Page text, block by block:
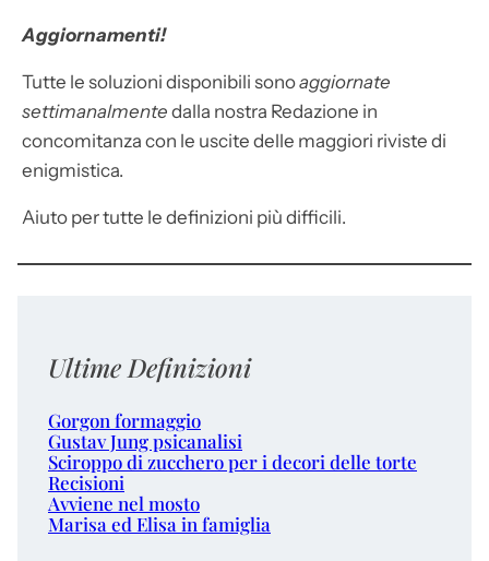
Aggiornamenti!
Tutte le soluzioni disponibili sonoaggiornate
settimanalmente dalla nostra Redazione in
concomitanza con le uscite delle maggiori riviste di
enigmistica.
Aiuto per tutte le definizioni più difficili.
Ultime Definizioni
Gorgon formaggio
Gustav Jung psicanalisi
Sciroppo di zucchero per i decori delle torte
Recisioni
Avviene nel mosto
Marisa ed Elisa in famiglia